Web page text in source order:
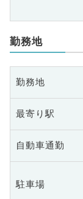
勤務地
勤務地
最寄り駅
自動車通勤
駐車場